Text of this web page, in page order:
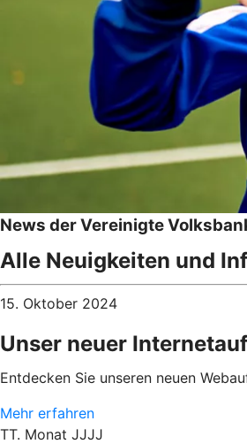
News der Vereinigte
Alle Neuigkeiten und
15. Oktober 2024
Unser neuer
Entdecken Sie unseren neuen
Mehr erfahren
TT. Monat JJJJ